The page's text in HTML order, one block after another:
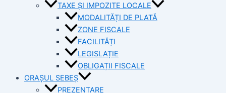
TAXE ȘI IMPOZITE LOCALE
MODALITĂȚI DE PLATĂ
ZONE FISCALE
FACILITĂȚI
LEGISLAȚIE
OBLIGAȚII FISCALE
ORAȘUL SEBEȘ
PREZENTARE